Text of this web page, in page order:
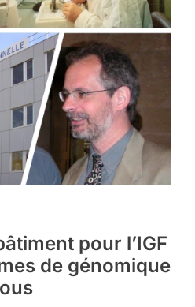
pour l’IGF
de génomique